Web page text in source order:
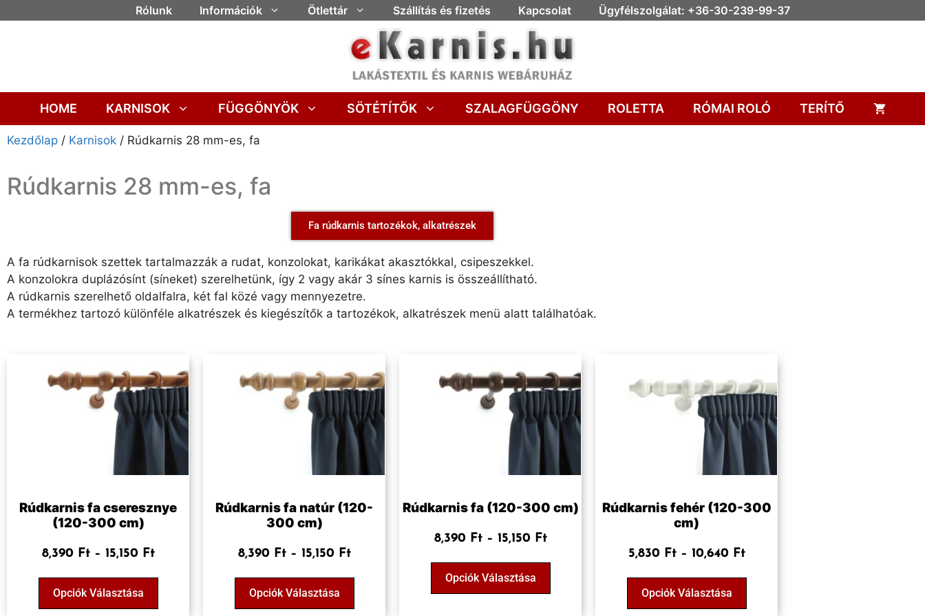
Rólunk Információk Ötlettár Szállítás és fizetés Kapcsolat Ügyfélszolgálat: +36-30-239-99-37
HOME KARNISOK FÜGGÖNYÖK SÖTÉTÍTŐK SZALAGFÜGGÖNY ROLETTA RÓMAI ROLÓ TERÍTŐ
Kezdőlap / Karnisok / Rúdkarnis 28 mm-es, fa
Rúdkarnis 28 mm-es, fa
Fa rúdkarnis tartozékok, alkatrészek
A fa rúdkarnisok szettek tartalmazzák a rudat, konzolokat, karikákat akasztókkal, csipeszekkel.
A konzolokra duplázósínt (síneket) szerelhetünk, így 2 vagy akár 3 sínes karnis is összeállítható.
A rúdkarnis szerelhető oldalfalra, két fal közé vagy mennyezetre.
A termékhez tartozó különféle alkatrészek és kiegészítők a tartozékok, alkatrészek menü alatt találhatóak.
Rúdkarnis fa cseresznye
(120-300 cm)
8,390 Ft – 15,150 Ft
Opciók Választása
Rúdkarnis fa natúr (120-
300 cm)
8,390 Ft – 15,150 Ft
Opciók Választása
Rúdkarnis fa (120-300 cm)
8,390 Ft – 15,150 Ft
Opciók Választása
Rúdkarnis fehér (120-300
cm)
5,830 Ft – 10,640 Ft
Opciók Választása